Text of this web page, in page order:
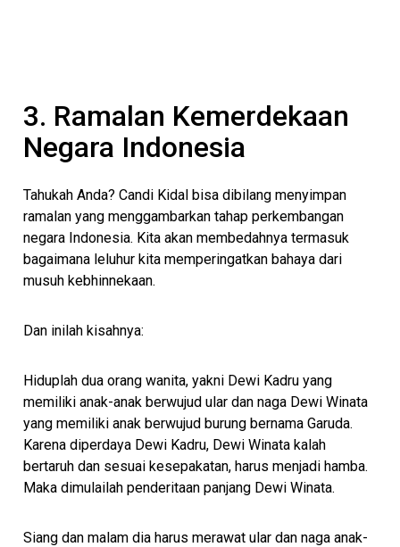
3. Ramalan Kemerdekaan
Negara Indonesia
Tahukah Anda? Candi Kidal bisa dibilang menyimpan
ramalan yang menggambarkan tahap perkembangan
negara Indonesia. Kita akan membedahnya termasuk
bagaimana leluhur kita memperingatkan bahaya dari
musuh kebhinnekaan.
Dan inilah kisahnya:
Hiduplah dua orang wanita, yakni Dewi Kadru yang
memiliki anak-anak berwujud ular dan naga Dewi Winata
yang memiliki anak berwujud burung bernama Garuda.
Karena diperdaya Dewi Kadru, Dewi Winata kalah
bertaruh dan sesuai kesepakatan, harus menjadi hamba.
Maka dimulailah penderitaan panjang Dewi Winata.
Siang dan malam dia harus merawat ular dan naga anak-